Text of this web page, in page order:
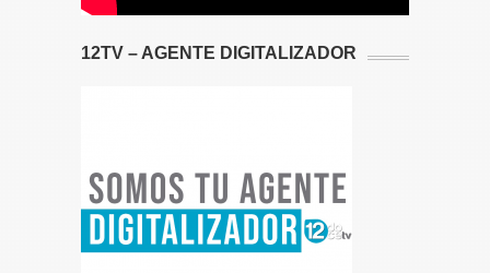
12TV – AGENTE DIGITALIZADOR